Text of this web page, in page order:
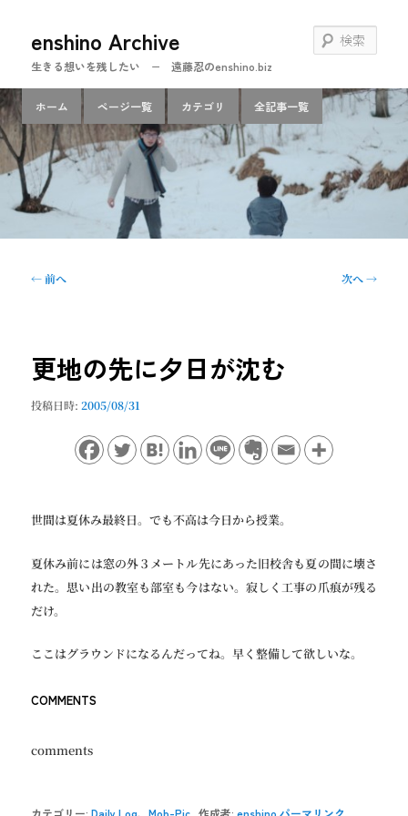
ン
テ
ン
ツ
へ
enshino Archive
生きる想いを残したい − 遠藤忍のenshino.biz
索
メ
イ
ン
メ
ニ
ホーム ページ一覧 カテゴリ 全記事一覧
投
ー
ョ
←前へ 次へ→
更地の先に夕日が沈む
投稿日時:2005/08/31
世間は夏休み最終日。でも不高は今日から授業。
夏休み前には窓の外３メートル先にあった旧校舎も夏の間に壊さ
れた。思い出の教室も部室も今はない。寂しく工事の爪痕が残る
だけ。
ここはグラウンドになるんだってね。早く整備して欲しいな。
COMMENTS
comments
カテゴリー:Daily Log、Mob-Pic 作成者:enshino パーマリンク